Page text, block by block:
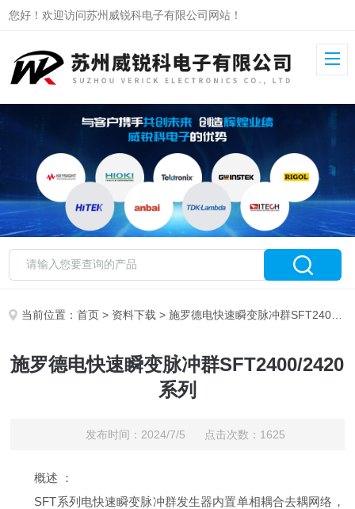
您好！欢迎访问苏州威锐科电子有限公司网站！
当前位置：首页 > 资料下载 > 施罗德电快速瞬变脉冲群SFT2400/2420系列
施罗德电快速瞬变脉冲群SFT2400/2420
系列
发布时间：2024/7/5 点击次数：1625
概述 ：
SFT系列电快速瞬变脉冲群发生器内置单相耦合去耦网络，